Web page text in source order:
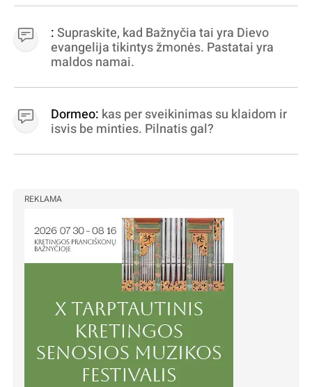
virpinimas, ieškokit kur milijonus vagia
dujininkai, elektros aferistai, stadionų
statytojai Vilnuje
:Supraskite, kad Bažnyčia tai yra Dievo
evangelija tikintys žmonės. Pastatai yra
maldos namai.
Dormeo: kas per sveikinimas su klaidom ir
isvis be minties. Pilnatis gal?
REKLAMA